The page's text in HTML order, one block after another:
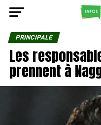
PRINCIPALE
Les
prennent à